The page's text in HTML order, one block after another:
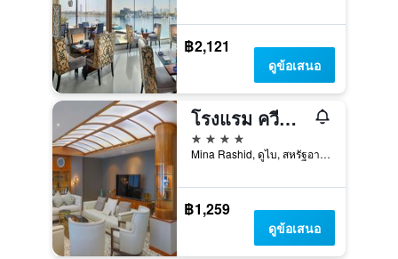
฿2,121
ดูข้อเสนอ
โรงแรม ควีน เอลิซาเบธ 2 บาย แอคคอร์
4 ดาว
Mina Rashid, ดูไบ, สหรัฐอาหรับเอมิเรตส์
฿1,259
ดูข้อเสนอ